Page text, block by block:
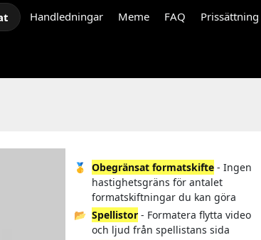
Handledningar Meme FAQ Prissättning
🥇 Obegränsat formatskifte - Ingen
hastighetsgräns för antalet
formatskiftningar du kan göra
📂 Spellistor - Formatera flytta video
och ljud från spellistans sida